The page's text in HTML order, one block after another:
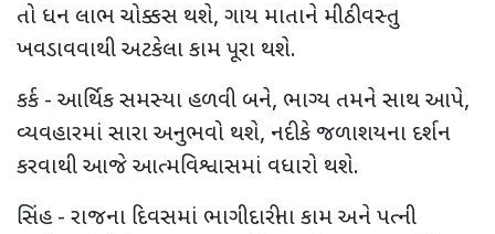
તો ધન લાભ ચોક્કસ થશે, ગાય માતાને મીઠી વસ્તુ
ખવડાવવાથી અટકેલા કામ પૂરા થશે.
કર્ક - આર્થિક સમસ્યા હળવી બને, ભાગ્ય તમને સાથ આપે,
વ્યવહારમાં સારા અનુભવો થશે, નદી કે જળાશયના દર્શન
કરવાથી આજે આત્મવિશ્વાસમાં વધારો થશે.
સિંહ - રાજના દિવસમાં ભાગીદારીના કામ અને પત્ની